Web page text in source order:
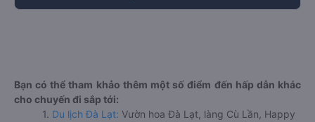
Bạn có thể tham khảo thêm một số điểm đến hấp dẫn khác
cho chuyến đi sắp tới:
1. Du lịch Đà Lạt: Vườn hoa Đà Lạt, làng Cù Lần, Happy